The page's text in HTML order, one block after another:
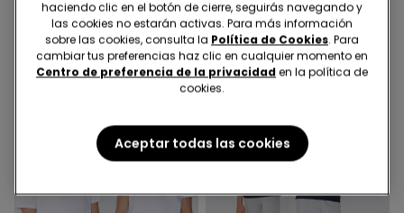
para Niño
5,00 € 8,99 € -44%
para Niño
5,00 € 8,99 € -44%
haciendo clic en el botón de cierre, seguirás navegando y
las cookies no estarán activas. Para más información
sobre las cookies, consulta la Política de Cookies. Para
cambiar tus preferencias haz clic en cualquier momento en
Centro de preferencia de la privacidad en la política de
cookies.
Aceptar todas las cookies